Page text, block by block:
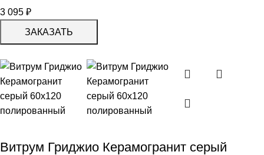
3 095 ₽
ЗАКАЗАТЬ
Витрум Гриджио Керамогранит серый